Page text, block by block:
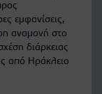
εμφανίσεις,
αναμονή στο
διάρκειας
από Ηράκλειο